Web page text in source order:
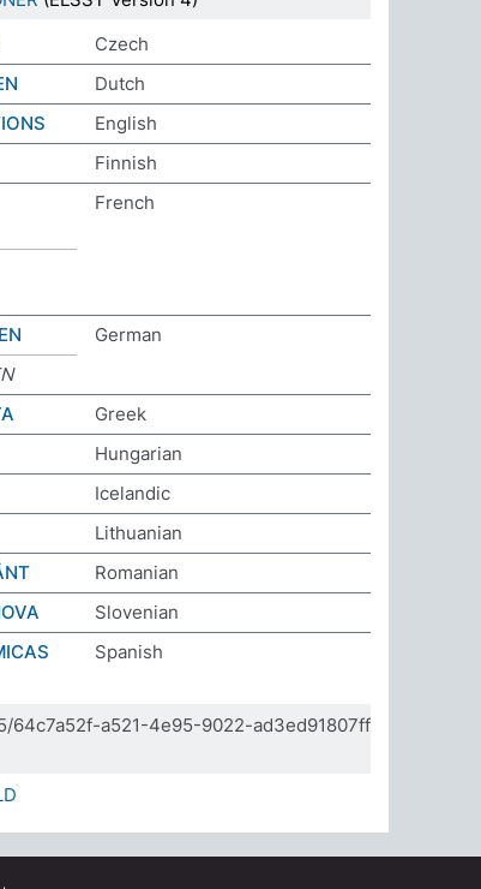
Czech
Dutch
English
Finnish
French
German
Greek
Hungarian
Icelandic
Lithuanian
Romanian
Slovenian
Spanish
64c7a52f-a521-4e95-9022-ad3ed91807ff